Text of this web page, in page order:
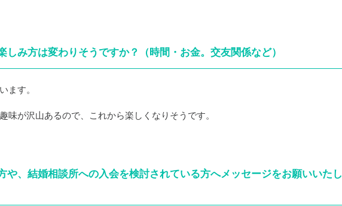
しみ方は変わりそうですか？（時間・お金。交友関係など）
ます。
味が沢山あるので、これから楽しくなりそうです。
や、結婚相談所への入会を検討されている方へメッセージをお願いいたし